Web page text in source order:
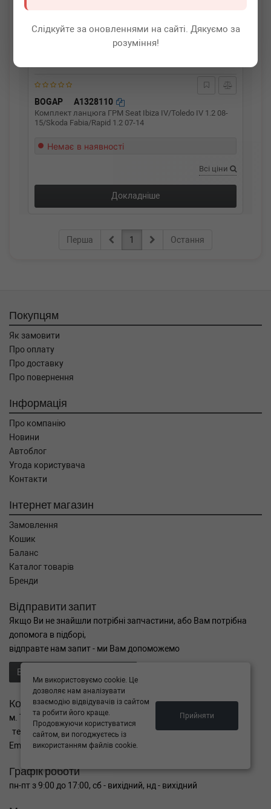
Слідкуйте за оновленнями на сайті. Дякуємо за
розуміння!
BOGAP A1328110
Комплект ланцюга ГРМ Seat Ibiza IV/Toledo IV 1.2 08-
15/Skoda Fabia/Rapid 1.2 07-14
Немає в наявності
Всі ціни
Докладніше
Перша 1 Остання
Покупцям
Як замовити
Про оплату
Про доставку
Про повернення
Інформація
Про компанію
Новини
Автоблог
Угода користувача
Контакти
Інтернет магазин
Замовлення
Кошик
Баланс
Каталог товарів
Бренди
Відправити запит
Якщо Ви не знайшли потрібні запчастини, або Вам потрібна
допомога в підборі,
відправте нам запит - ми Вам допоможемо
Відправити запит продавцю
Контакти
м. Тернопіль вул. Микулинецька 106а
тел. +38(099)650-59-19
Email. autokitparts@yahoo.com
Графік роботи
пн-пт з 9:00 до 17:00, сб - вихідний, нд - вихідний
Ми використовуємо cookie. Це
дозволяє нам аналізувати
взаємодію відвідувачів із сайтом
та робити його краще.
Продовжуючи користуватися
сайтом, ви погоджуєтесь із
використанням файлів cookie.
Прийняти